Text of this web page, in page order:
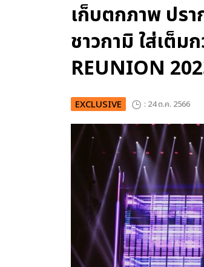
เก็บตกภาพ ปร
ชาวกามิ ใส่เต็ม
REUNION
EXCLUSIVE : 24 ต.ค. 2566